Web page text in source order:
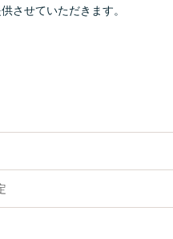
させていただきます。